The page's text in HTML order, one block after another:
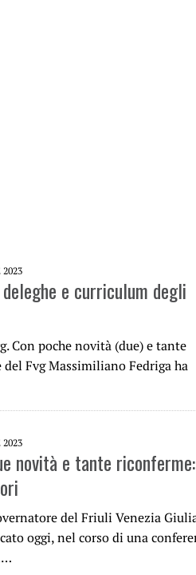
2023
e curriculum degli
Con poche novità (due) e tante
Fvg Massimiliano Fedriga ha
2023
novità e tante riconferme:
del Friuli Venezia
oggi, nel corso di una